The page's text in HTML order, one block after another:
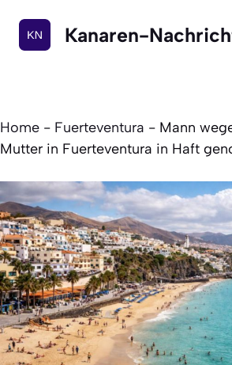
Inhalt
springen
Kanaren-
Home - Fuerteventura - Mann
Mutter in Fuerteventura in Haft